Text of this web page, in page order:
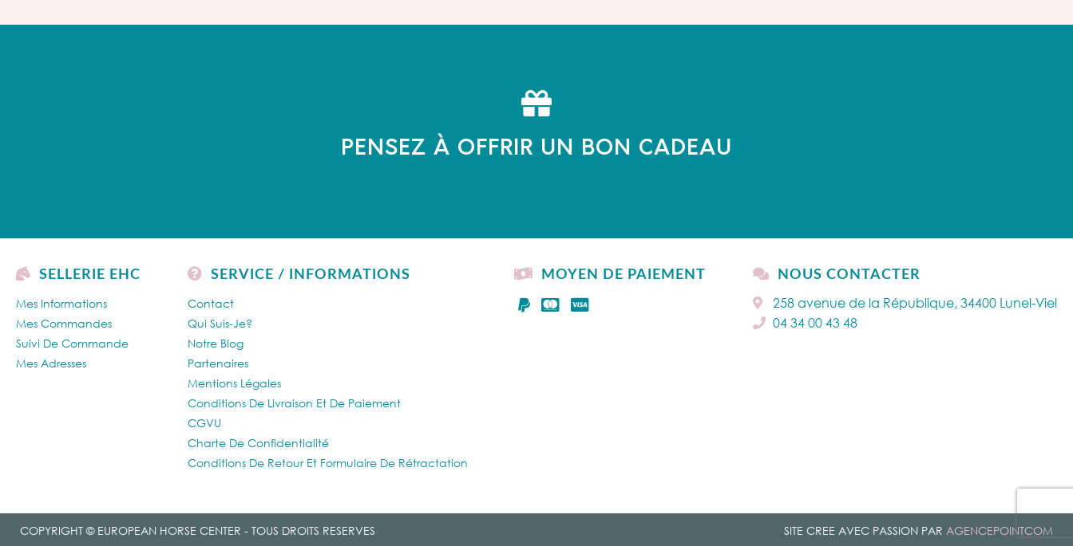
PENSEZ À OFFRIR UN BON CADEAU
SELLERIE EHC
Mes Informations
Mes Commandes
Suivi De Commande
Mes Adresses
SERVICE / INFORMATIONS
Contact
Qui Suis-Je?
Notre Blog
Partenaires
Mentions Légales
Conditions De Livraison Et De Paiement
CGVU
Charte De Confidentialité
Conditions De Retour Et Formulaire De Rétractation
MOYEN DE PAIEMENT NOUS CONTACTER
258 avenue de la République, 34400 Lunel-Viel
04 34 00 43 48
COPYRIGHT © EUROPEAN HORSE CENTER - TOUS DROITS RESERVES SITE CREE AVEC PASSION PAR AGENCEPOINTCOM